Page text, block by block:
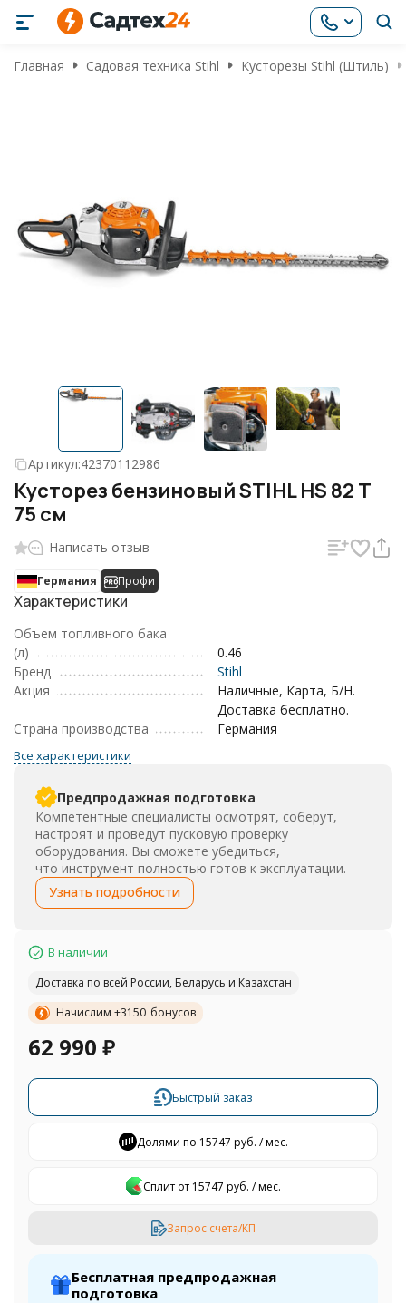
Главная Садовая техника Stihl Кусторезы Stihl (Штиль)
Артикул:42370112986
Кусторез бензиновый STIHL HS 82 T
75 см
Написать отзыв
Германия Профи
Характеристики
Объем топливного бака
(л)
0.46
Бренд
Stihl
Акция
Наличные, Карта, Б/Н.
Доставка бесплатно.
Страна производства
Германия
Все характеристики
Предпродажная подготовка
Компетентные специалисты осмотрят, соберут,
настроят и проведут пусковую проверку
оборудования. Вы сможете убедиться,
что инструмент полностью готов к эксплуатации.
Узнать подробности
В наличии
Доставка по всей России, Беларусь и Казахстан
Начислим +3150 бонусов
62 990 ₽
Быстрый заказ
Долями по 15747 руб. / мес.
Сплит от 15747 руб. / мес.
Запрос счета/КП
Бесплатная предпродажная
подготовка